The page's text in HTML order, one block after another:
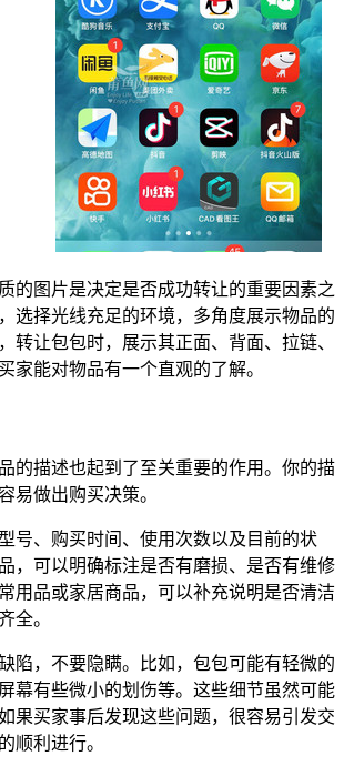
的图片是决定是否成功转让的重要因素之
选择光线充足的环境，多角度展示物品的
转让包包时，展示其正面、背面、拉链、
家能对物品有一个直观的了解。
的描述也起到了至关重要的作用。你的描
易做出购买决策。
号、购买时间、使用次数以及目前的状
，可以明确标注是否有磨损、是否有维修
用品或家居商品，可以补充说明是否清洁
全。
陷，不要隐瞒。比如，包包可能有轻微的
幕有些微小的划伤等。这些细节虽然可能
果买家事后发现这些问题，很容易引发交
顺利进行。